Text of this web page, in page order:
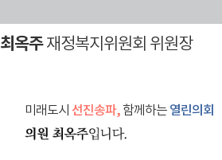
최옥주재정복지위원회 위원장
미래도시 선진송파, 함께하는 열린의회